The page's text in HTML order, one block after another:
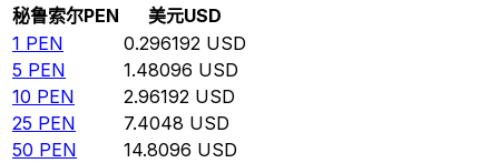
秘鲁索尔PEN 美元USD
1 PEN 0.296192 USD
5 PEN 1.48096 USD
10 PEN 2.96192 USD
25 PEN 7.4048 USD
50 PEN 14.8096 USD